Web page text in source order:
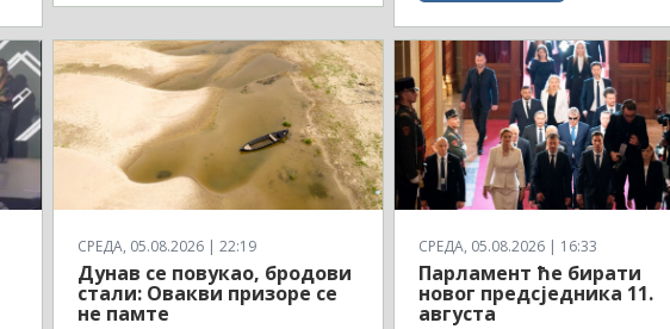
СРЕДА, 05.08.2026 | 22:19
Дунав се повукао, бродови
стали: Овакви призоре се
не памте
СРЕДА, 05.08.2026 | 16:33
Парламент ће бирати
новог предсједника 11.
августа